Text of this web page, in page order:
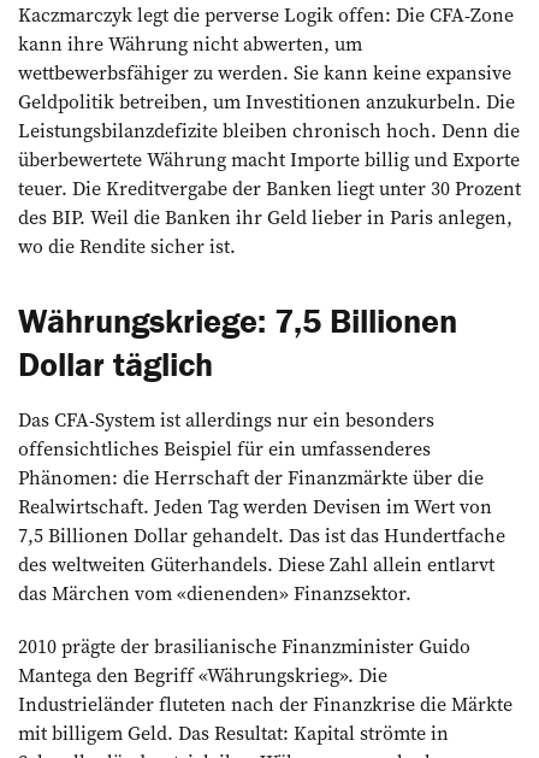
Kaczmarczyk legt die perverse Logik offen: Die CFA-Zone
kann ihre Währung nicht abwerten, um
wettbewerbsfähiger zu werden. Sie kann keine expansive
Geldpolitik betreiben, um Investitionen anzukurbeln. Die
Leistungsbilanzdefizite bleiben chronisch hoch. Denn die
überbewertete Währung macht Importe billig und Exporte
teuer. Die Kreditvergabe der Banken liegt unter 30 Prozent
des BIP. Weil die Banken ihr Geld lieber in Paris anlegen,
wo die Rendite sicher ist.
Währungskriege: 7,5 Billionen
Dollar täglich
Das CFA-System ist allerdings nur ein besonders
offensichtliches Beispiel für ein umfassenderes
Phänomen: die Herrschaft der Finanzmärkte über die
Realwirtschaft. Jeden Tag werden Devisen im Wert von
7,5 Billionen Dollar gehandelt. Das ist das Hundertfache
des weltweiten Güterhandels. Diese Zahl allein entlarvt
das Märchen vom «dienenden» Finanzsektor.
2010 prägte der brasilianische Finanzminister Guido
Mantega den Begriff «Währungskrieg». Die
Industrieländer fluteten nach der Finanzkrise die Märkte
mit billigem Geld. Das Resultat: Kapital strömte in